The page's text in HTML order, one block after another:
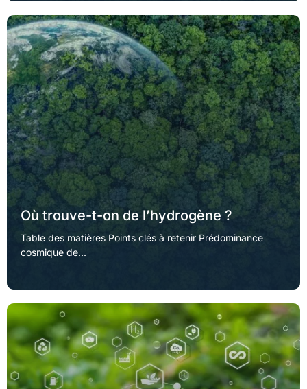
Où trouve-t-on de l’hydrogène ?
Table des matières Points clés à retenir Prédominance
cosmique de...